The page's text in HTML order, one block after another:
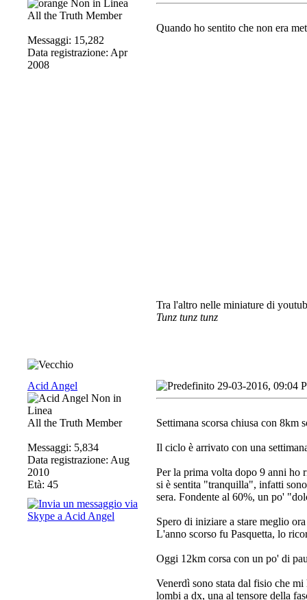
All the Truth Member
Messaggi: 15,282
Data registrazione: Apr
2008
Quando ho sentito che non era
Tra l'altro nelle miniature di
Tunz tunz tunz
Acid Angel
All the Truth Member
Messaggi: 5,834
Data registrazione: Aug
2010
Età: 45
29-03-2016, 09:04
Settimana scorsa chiusa con 8km
Il ciclo è arrivato con una
Per la prima volta dopo 9 anni ho
si è sentita "tranquilla", infatti
sera. Fondente al 60%, un po'
Spero di iniziare a stare meglio
L'anno scorso fu Pasquetta, lo
Oggi 12km corsa con un po' di
Venerdì sono stata dal fisio che
lombi a dx, una al tensore della